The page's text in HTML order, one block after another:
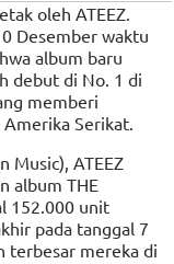
oleh ATEEZ.
Desember waktu
album baru
debut di No. 1 di
memberi
Serikat.
Music), ATEEZ
album THE
152.000 unit
pada tanggal 7
terbesar mereka di